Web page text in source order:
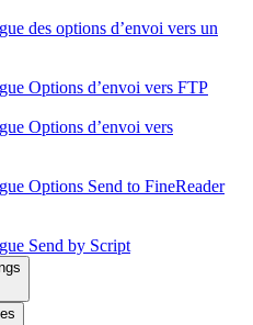
des options d’envoi vers un
Options d’envoi vers FTP
Options d’envoi vers
Options Send to FineReader
Send by Script